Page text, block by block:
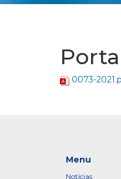
0073-
Menu
Notícias